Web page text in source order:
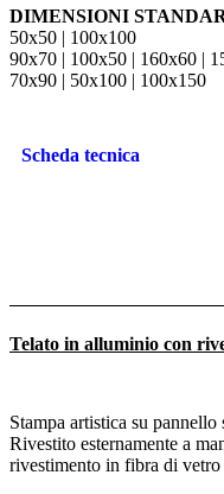
DIMENSIONI
50x50 | 100x100
90x70 | 100x50 | 160x60 |
70x90 | 50x100 | 100x150
Scheda tecnica
Telato in alluminio con
Stampa artistica su
Rivestito esternamente a
rivestimento in fibra di